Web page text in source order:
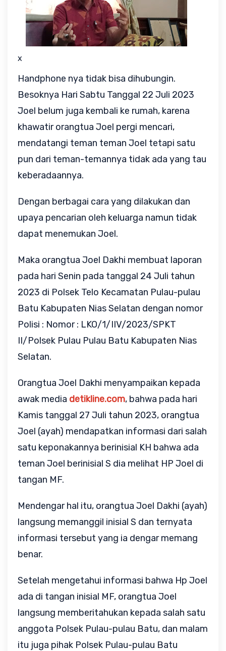
x
Handphone nya tidak bisa dihubungin.
Besoknya Hari Sabtu Tanggal 22 Juli 2023
Joel belum juga kembali ke rumah, karena
khawatir orangtua Joel pergi mencari,
mendatangi teman teman Joel tetapi satu
pun dari teman-temannya tidak ada yang tau
keberadaannya.
Dengan berbagai cara yang dilakukan dan
upaya pencarian oleh keluarga namun tidak
dapat menemukan Joel.
Maka orangtua Joel Dakhi membuat laporan
pada hari Senin pada tanggal 24 Juli tahun
2023 di Polsek Telo Kecamatan Pulau-pulau
Batu Kabupaten Nias Selatan dengan nomor
Polisi : Nomor : LKO/1/IIV/2023/SPKT
II/Polsek Pulau Pulau Batu Kabupaten Nias
Selatan.
Orangtua Joel Dakhi menyampaikan kepada
awak media detikline.com, bahwa pada hari
Kamis tanggal 27 Juli tahun 2023, orangtua
Joel (ayah) mendapatkan informasi dari salah
satu keponakannya berinisial KH bahwa ada
teman Joel berinisial S dia melihat HP Joel di
tangan MF.
Mendengar hal itu, orangtua Joel Dakhi (ayah)
langsung memanggil inisial S dan ternyata
informasi tersebut yang ia dengar memang
benar.
Setelah mengetahui informasi bahwa Hp Joel
ada di tangan inisial MF, orangtua Joel
langsung memberitahukan kepada salah satu
anggota Polsek Pulau-pulau Batu, dan malam
itu juga pihak Polsek Pulau-pulau Batu